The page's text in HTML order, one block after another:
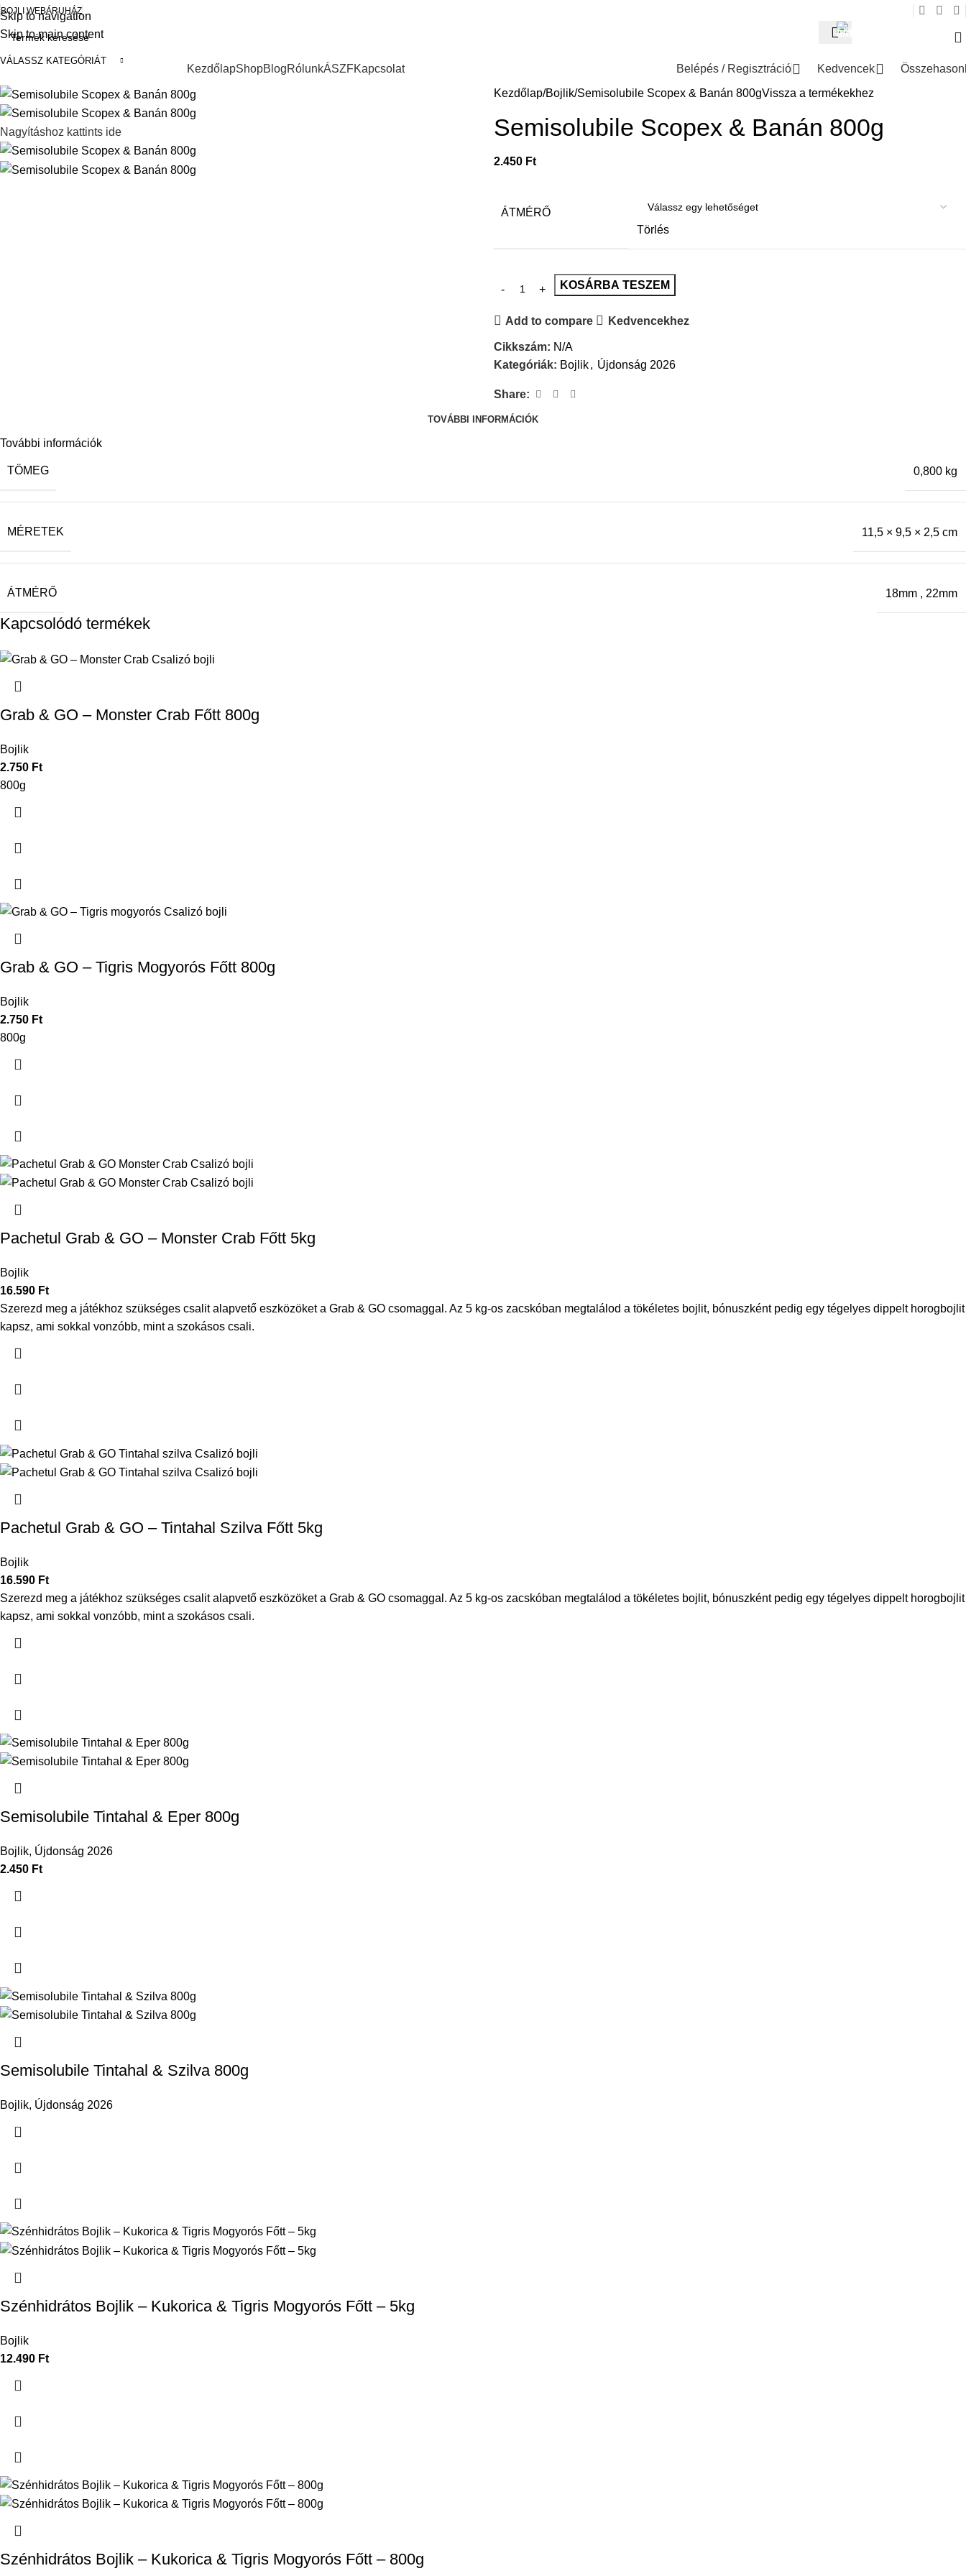
Skip to navigation
Skip to main content
BOJLI WEBÁRUHÁZ
VÁLASSZ KATEGÓRIÁT
KezdőlapShopBlogRólunkÁSZFKapcsolat Belépés / Regisztráció Kedvencek
Nagyításhoz kattints ide
Kezdőlap Bojlik Semisolubile Scopex & Banán 800gVissza a termékekhez
Semisolubile Scopex & Banán 800g
2.450 Ft
ÁTMÉRŐ
Törlés
KOSÁRBA TESZEM
Add to compare Kedvencekhez
Cikkszám: N/A
Kategóriák: Bojlik, Újdonság 2026
Share:
TOVÁBBI INFORMÁCIÓK
További információk
TÖMEG 0,800 kg
MÉRETEK 11,5 × 9,5 × 2,5 cm
ÁTMÉRŐ 18mm , 22mm
Kapcsolódó termékek
Grab & GO – Monster Crab Főtt 800g
Bojlik
2.750 Ft
800g
Grab & GO – Tigris Mogyorós Főtt 800g
Bojlik
2.750 Ft
800g
Pachetul Grab & GO – Monster Crab Főtt 5kg
Bojlik
16.590 Ft
Szerezd meg a játékhoz szükséges csalit alapvető eszközöket a Grab & GO csomaggal. Az 5 kg-os zacskóban megtalálod a tökéletes bojlit, bónuszként pedig egy tégelyes dippelt horogbojlit
kapsz, ami sokkal vonzóbb, mint a szokásos csali.
Pachetul Grab & GO – Tintahal Szilva Főtt 5kg
Bojlik
16.590 Ft
Szerezd meg a játékhoz szükséges csalit alapvető eszközöket a Grab & GO csomaggal. Az 5 kg-os zacskóban megtalálod a tökéletes bojlit, bónuszként pedig egy tégelyes dippelt horogbojlit
kapsz, ami sokkal vonzóbb, mint a szokásos csali.
Semisolubile Tintahal & Eper 800g
Bojlik, Újdonság 2026
2.450 Ft
Semisolubile Tintahal & Szilva 800g
Bojlik, Újdonság 2026
Szénhidrátos Bojlik – Kukorica & Tigris Mogyorós Főtt – 5kg
Bojlik
12.490 Ft
Szénhidrátos Bojlik – Kukorica & Tigris Mogyorós Főtt – 800g